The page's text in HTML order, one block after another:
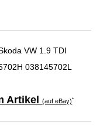
VW 1.9 TDI
038145702L
Artikel(auf eBay)*